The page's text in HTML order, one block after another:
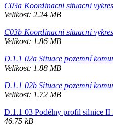
C03a Koordinacni situacni
Velikost: 2.24 MB
C03b Koordinacni situacni
Velikost: 1.86 MB
D.1.1 02a Situace pozemní
Velikost: 1.88 MB
D.1.1 02b Situace pozemní
Velikost: 1.72 MB
D.1.1 03 Podélny profil silnice II
46.75 kB